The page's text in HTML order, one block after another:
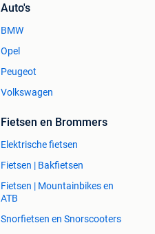
Auto's
BMW
Opel
Peugeot
Volkswagen
Fietsen en Brommers
Elektrische fietsen
Fietsen | Bakfietsen
Fietsen | Mountainbikes en
ATB
Snorfietsen en Snorscooters